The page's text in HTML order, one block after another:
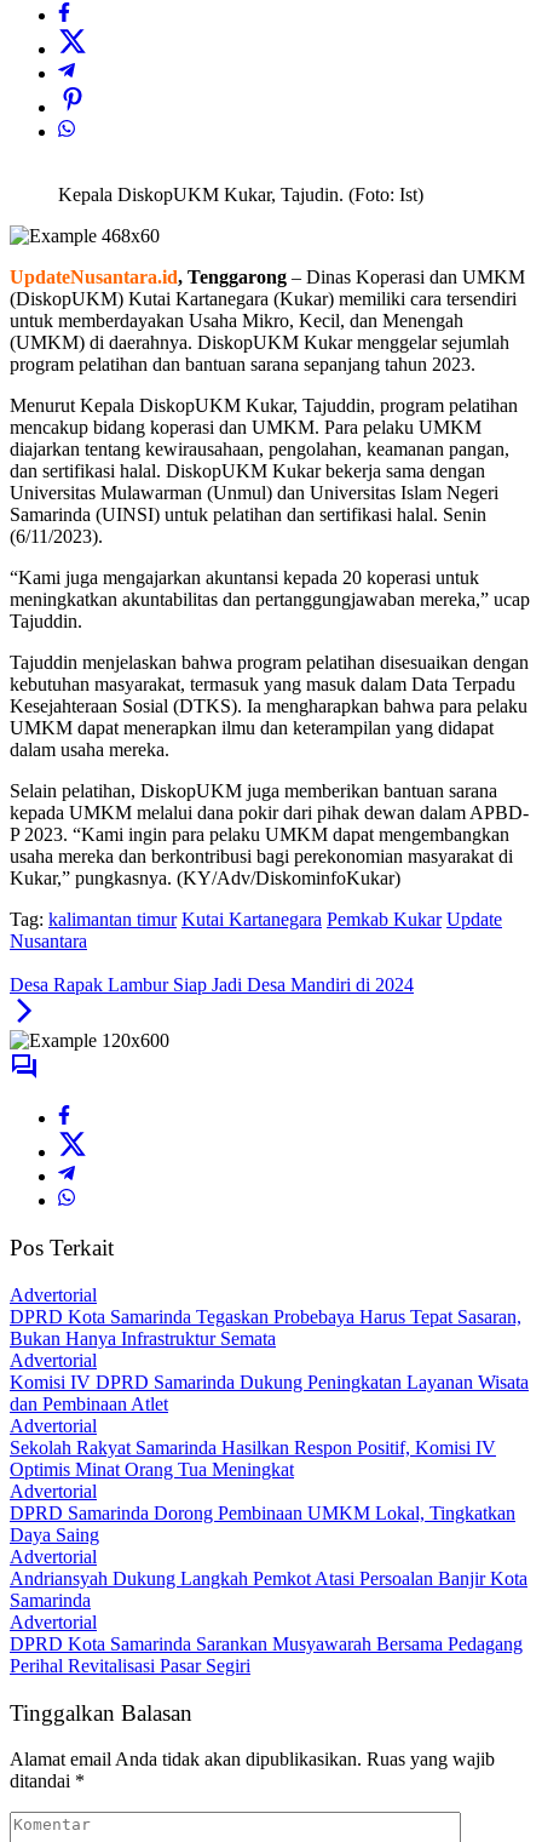
Kepala DiskopUKM Kukar, Tajudin. (Foto: Ist)
UpdateNusantara.id, Tenggarong – Dinas Koperasi dan UMKM
(DiskopUKM) Kutai Kartanegara (Kukar) memiliki cara tersendiri
untuk memberdayakan Usaha Mikro, Kecil, dan Menengah
(UMKM) di daerahnya. DiskopUKM Kukar menggelar sejumlah
program pelatihan dan bantuan sarana sepanjang tahun 2023.
Menurut Kepala DiskopUKM Kukar, Tajuddin, program pelatihan
mencakup bidang koperasi dan UMKM. Para pelaku UMKM
diajarkan tentang kewirausahaan, pengolahan, keamanan pangan,
dan sertifikasi halal. DiskopUKM Kukar bekerja sama dengan
Universitas Mulawarman (Unmul) dan Universitas Islam Negeri
Samarinda (UINSI) untuk pelatihan dan sertifikasi halal. Senin
(6/11/2023).
“Kami juga mengajarkan akuntansi kepada 20 koperasi untuk
meningkatkan akuntabilitas dan pertanggungjawaban mereka,” ucap
Tajuddin.
Tajuddin menjelaskan bahwa program pelatihan disesuaikan dengan
kebutuhan masyarakat, termasuk yang masuk dalam Data Terpadu
Kesejahteraan Sosial (DTKS). Ia mengharapkan bahwa para pelaku
UMKM dapat menerapkan ilmu dan keterampilan yang didapat
dalam usaha mereka.
Selain pelatihan, DiskopUKM juga memberikan bantuan sarana
kepada UMKM melalui dana pokir dari pihak dewan dalam APBD-
P 2023. “Kami ingin para pelaku UMKM dapat mengembangkan
usaha mereka dan berkontribusi bagi perekonomian masyarakat di
Kukar,” pungkasnya. (KY/Adv/DiskominfoKukar)
Tag: kalimantan timur Kutai Kartanegara Pemkab Kukar Update
Nusantara
Desa Rapak Lambur Siap Jadi Desa Mandiri di 2024
Pos Terkait
Advertorial
DPRD Kota Samarinda Tegaskan Probebaya Harus Tepat Sasaran,
Bukan Hanya Infrastruktur Semata
Advertorial
Komisi IV DPRD Samarinda Dukung Peningkatan Layanan Wisata
dan Pembinaan Atlet
Advertorial
Sekolah Rakyat Samarinda Hasilkan Respon Positif, Komisi IV
Optimis Minat Orang Tua Meningkat
Advertorial
DPRD Samarinda Dorong Pembinaan UMKM Lokal, Tingkatkan
Daya Saing
Advertorial
Andriansyah Dukung Langkah Pemkot Atasi Persoalan Banjir Kota
Samarinda
Advertorial
DPRD Kota Samarinda Sarankan Musyawarah Bersama Pedagang
Perihal Revitalisasi Pasar Segiri
Tinggalkan Balasan
Alamat email Anda tidak akan dipublikasikan. Ruas yang wajib
ditandai *